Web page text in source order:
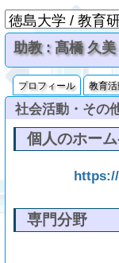
助教 : 髙橋 久美
プロフィール 教育
社会活動・その
個人のホー
専門分野